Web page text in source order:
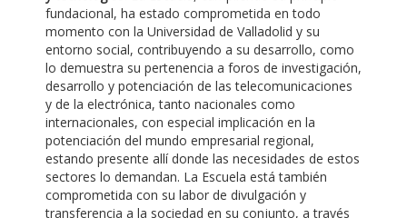
fundacional, ha estado comprometida en todo
momento con la Universidad de Valladolid y su
entorno social, contribuyendo a su desarrollo, como
lo demuestra su pertenencia a foros de investigación,
desarrollo y potenciación de las telecomunicaciones
y de la electrónica, tanto nacionales como
internacionales, con especial implicación en la
potenciación del mundo empresarial regional,
estando presente allí donde las necesidades de estos
sectores lo demandan. La Escuela está también
comprometida con su labor de divulgación y
transferencia a la sociedad en su conjunto, a través